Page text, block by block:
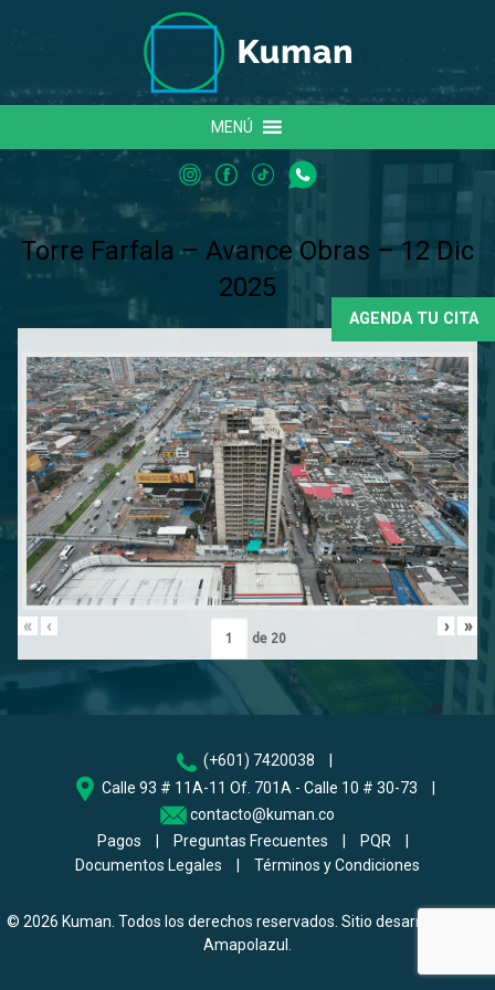
MENÚ
Torre Farfala – Avance Obras – 12 Dic
2025
« ‹
de 20
› »
(+601) 7420038
Calle 93 # 11A-11 Of. 701A - Calle 10 # 30-73
contacto@kuman.co
Pagos
Preguntas Frecuentes PQR
Documentos Legales
Términos y Condiciones
© 2026 Kuman. Todos los derechos reservados. Sitio desarrollado por
Amapolazul .
AGENDA TU CITA